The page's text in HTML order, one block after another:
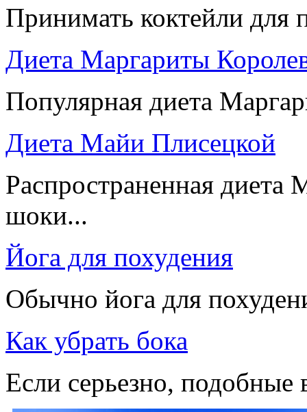
Принимать коктейли для
Диета Маргариты
Популярная диета
Диета Майи Плисецкой
Распространенная
шоки...
Йога для похудения
Обычно йога для
Как убрать бока
Если серьезно,